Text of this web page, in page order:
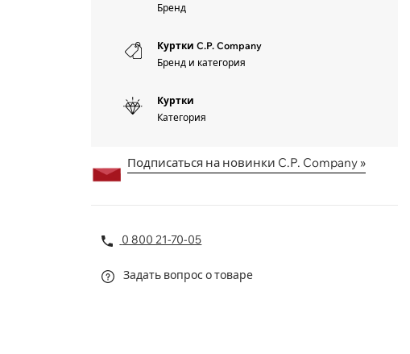
Бренд
Куртки C.P. Company
Бренд и категория
Куртки
Категория
Подписаться на новинки C.P. Company »
0 800 21-70-05
Задать вопрос о товаре